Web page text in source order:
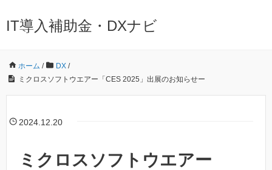
IT導入補助金・DXナビ
ホーム / DX /
ミクロスソフトウエアー「CES 2025」出展のお知らせー
2024.12.20
ミクロスソフトウエアー